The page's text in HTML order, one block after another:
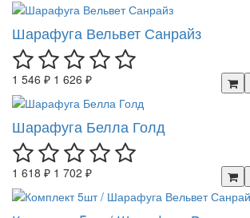
Шарафуга Вельвет Санрайз
1 546 ₽ 1 626 ₽
Шарафуга Белла Голд
1 618 ₽ 1 702 ₽